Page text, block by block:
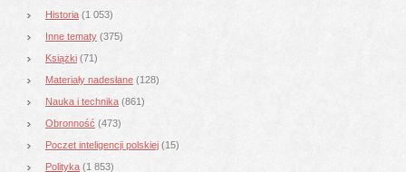
Historia (1 053)
Inne tematy (375)
Książki (71)
Materiały nadesłane (128)
Nauka i technika (861)
Obronność (473)
Poczet inteligencji polskiej (15)
Polityka (1 853)